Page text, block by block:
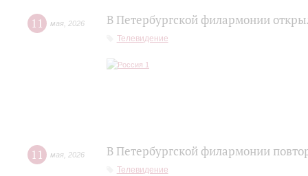
11 мая 2026 В Петербургской филармонии
Телевидение
11 мая 2026 В Петербургской филармонии
Телевидение